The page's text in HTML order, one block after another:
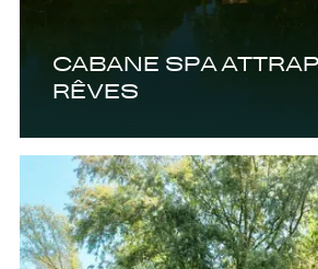
CABANE SPA
RÊVES